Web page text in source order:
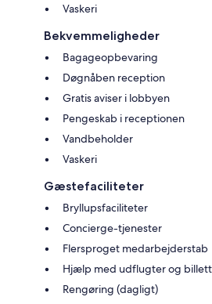
Vaskeri
Bekvemmeligheder
Bagageopbevaring
Døgnåben reception
Gratis aviser i lobbyen
Pengeskab i receptionen
Vandbeholder
Vaskeri
Gæstefaciliteter
Bryllupsfaciliteter
Concierge-tjenester
Flersproget medarbejderstab
Hjælp med udflugter og
Rengøring (dagligt)